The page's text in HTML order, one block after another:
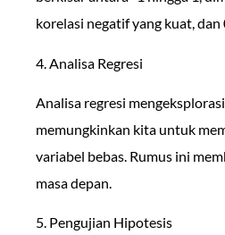
korelasi negatif yang kuat,
4. Analisa Regresi
Analisa regresi
memungkinkan kita untuk
variabel bebas. Rumus ini
masa depan.
5. Pengujian Hipotesis